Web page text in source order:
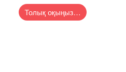
Толық оқыңыз…